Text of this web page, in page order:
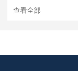
查看全部